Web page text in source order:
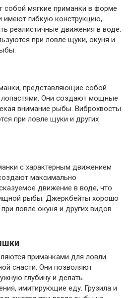
собой мягкие приманки в форме
имеют гибкую конструкцию,
реалистичные движения в воде.
при ловле щуки, окуня и
представляющие собой
Они создают мощные
внимание рыбы. Виброхвосты
при ловле щуки и других
с характерным движением
максимально
движение в воде, что
рыбы. Джеркбейты хорошо
ловле окуня и других видов
приманками для ловли
снасти. Они позволяют
глубину и делать
имитирующие еду. Грузила и